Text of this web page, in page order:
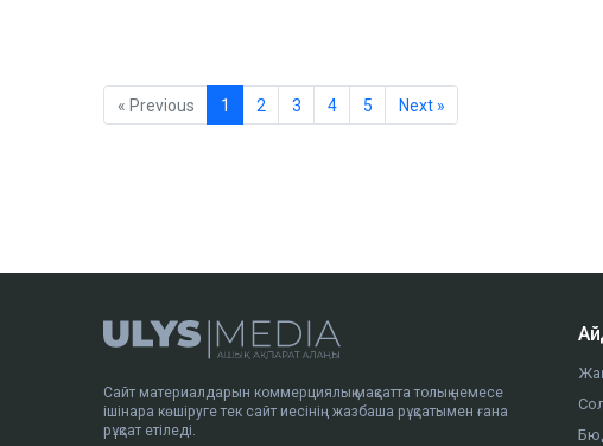
« Previous 1 2 3 4 5 Next »
Сайт материалдарын коммерциялық мақсатта толық немесе
ішінара көшіруге тек сайт иесінің жазбаша рұқсатымен ғана
рұқсат етіледі.